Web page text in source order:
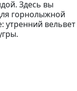
Здесь вы
горнолыжной
утренний вельвет